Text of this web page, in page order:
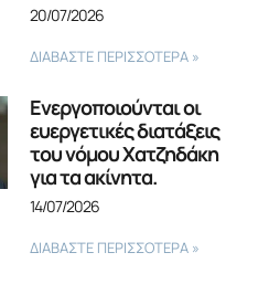
20/07/2026
ΔΙΑΒΑΣΤΕ ΠΕΡΙΣΣΟΤΕΡΑ »
Ενεργοποιούνται οι
ευεργετικές διατάξεις
του νόμου Χατζηδάκη
για τα ακίνητα.
14/07/2026
ΔΙΑΒΑΣΤΕ ΠΕΡΙΣΣΟΤΕΡΑ »